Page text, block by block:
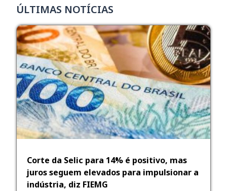
ÚLTIMAS NOTÍCIAS
Corte da Selic para 14% é positivo, mas
juros seguem elevados para impulsionar a
indústria, diz FIEMG